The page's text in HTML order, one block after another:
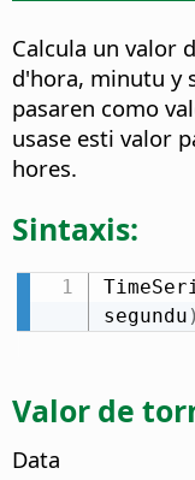
Calcula un valor
d'hora, minutu y
pasaren como
usase esti valor
hores.
Sintaxis:
segundu )
Valor de
Data